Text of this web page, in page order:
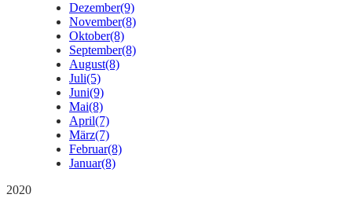
Dezember(9)
November(8)
Oktober(8)
September(8)
August(8)
Juli(5)
Juni(9)
Mai(8)
April(7)
März(7)
Februar(8)
Januar(8)
2020